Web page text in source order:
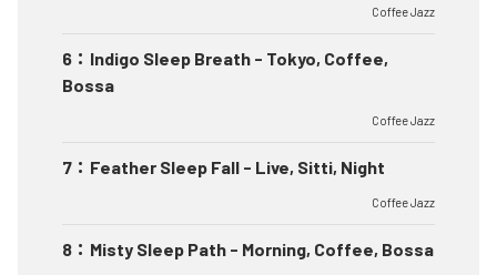
Coffee Jazz
6 ： Indigo Sleep Breath - Tokyo, Coffee,
Bossa
Coffee Jazz
7 ： Feather Sleep Fall - Live, Sitti, Night
Coffee Jazz
8 ： Misty Sleep Path - Morning, Coffee, Bossa